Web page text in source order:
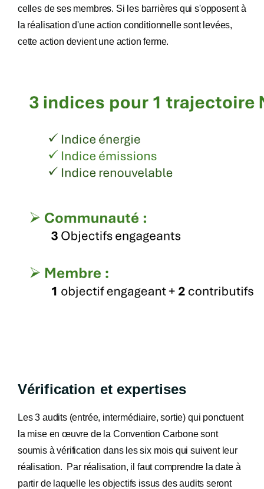
celles de ses membres. Si les barrières qui s'opposent à
la réalisation d'une action conditionnelle sont levées,
cette action devient une action ferme.
Vérification et expertises
Les 3 audits (entrée, intermédiaire, sortie) qui ponctuent
la mise en œuvre de la Convention Carbone sont
soumis à vérification dans les six mois qui suivent leur
réalisation. Par réalisation, il faut comprendre la date à
partir de laquelle les objectifs issus des audits seront